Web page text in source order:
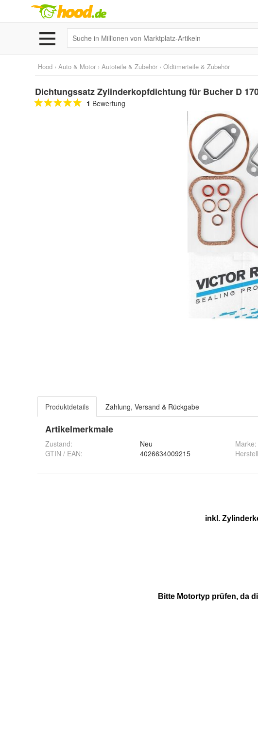
Hood › Auto & Motor › Autoteile & Zubehör › Oldtimerteile & Zubehör
Dichtungssatz Zylinderkopfdichtung für Bucher D
1 Bewertung
Produktdetails Zahlung, Versand & Rückgabe
Artikelmerkmale
Zustand:
Neu
GTIN / EAN:
4026634009215
Marke: